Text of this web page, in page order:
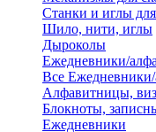
Станки и иглы
Шило, нити, иглы
Дыроколы
Ежедневники/
Все
Алфавитницы,
Блокноты,
Ежедневники